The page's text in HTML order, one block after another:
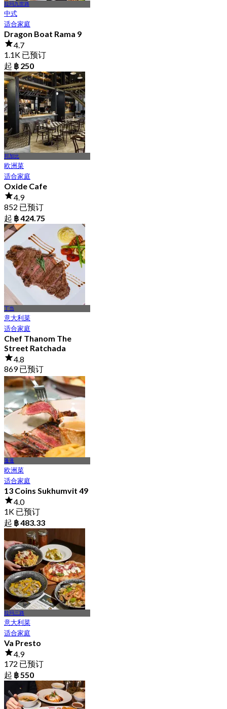
拉玛九世路
中式
适合家庭
Dragon Boat Rama 9
4.7
1.1K 已预订
起 ฿ 250
邦加比
欧洲菜
适合家庭
Oxide Cafe
4.9
852 已预订
起 ฿ 424.75
丁当
意大利菜
适合家庭
Chef Thanom The
Street Ratchada
4.8
869 已预订
起฿ 395
蓬蓬
欧洲菜
适合家庭
13 Coins Sukhumvit 49
4.0
1K 已预订
起 ฿ 483.33
拉玛三路
意大利菜
适合家庭
Va Presto
4.9
172 已预订
起 ฿ 550